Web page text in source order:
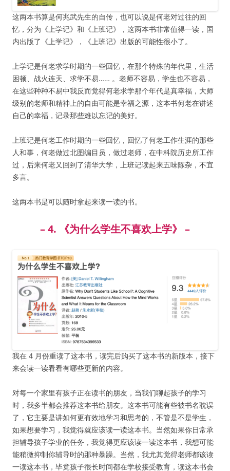
这两本书算是何兆武先生的自传，也可以说是何老对过往的回
忆，分为《上学记》和《上班记》，这两本书非常值得一读，国
内出版了《上学记》，《上班记》出版的可能性很小了。
上学记是何老求学时期的一些回忆，在那个特殊的年代里，生活
困顿、战火连天、求学不易…… 。老师不容易，学生也不容易，
在这些种种不易中我反而觉得何老求学那个年代是真幸福，大师
级别的老师和精神上的自由可能是幸福之源，这本书何老在讲述
自己的幸福，记录那些难以忘记的美好。
上班记是何老工作时期的一些回忆，回忆了何老工作生涯的那些
人和事，何老做过北图编目员，做过老师，在中科院历史所工作
过，后来何老又回到了清华大学，上班记读起来五味陈杂，不宜
多言。
这两本书是可以随时拿起来读一读的书。
– 4. 《为什么学生不喜欢上学》 –
我在 4 月份重读了这本书，读完后购买了这本书的新版本，接下
来会读一读看看有哪些更新的内容。
对每一个家里有孩子正在读书的朋友，当我们聊起孩子的学习
时，我多半都会推荐这本书给朋友。这本书可能有些被书名耽误
了，它主要是讲如何更有效地学习和思考的，不管是不是学生，
如果想要学习，我觉得就应该读一读这本书。当然如果你日常承
担辅导孩子学业的任务，我觉得更应该读一读这本书，我想可能
能稍微抑制你辅导时的那种暴躁。当然，我尤其觉得老师都该读
一读这本书，毕竟孩子很长时间都在学校接受教育，读这本书会